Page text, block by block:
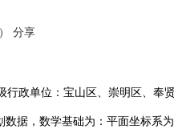
分享
行政单位：宝山区、崇明区、奉
据，数学基础为：平面坐标系